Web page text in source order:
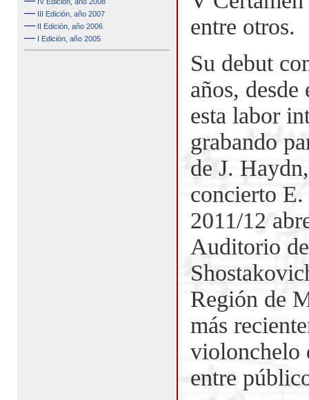
—III Edición, año 2007
—II Edición, año 2006
—I Edición, año 2005
entre otros.
Su debut
años,
esta labor
grabando
de J.
concierto
2011/12
Auditorio
Región de
más
violonchelo
entre